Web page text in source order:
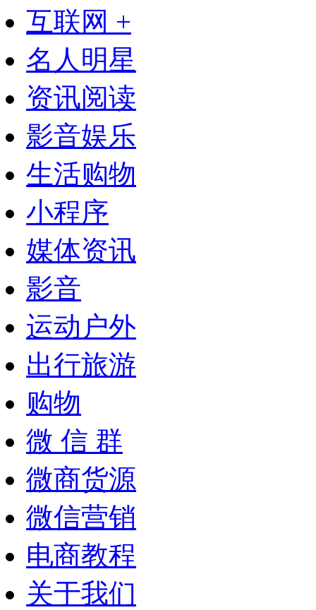
互联网 +
名人明星
资讯阅读
影音娱乐
生活购物
小程序
媒体资讯
影音
运动户外
出行旅游
购物
微 信 群
微商货源
微信营销
电商教程
关于我们